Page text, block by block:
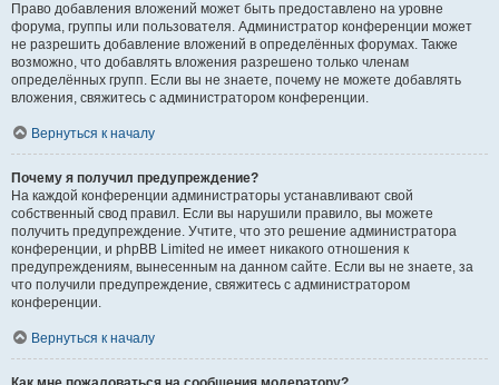
Право добавления вложений может быть предоставлено на уровне
форума, группы или пользователя. Администратор конференции может
не разрешить добавление вложений в определённых форумах. Также
возможно, что добавлять вложения разрешено только членам
определённых групп. Если вы не знаете, почему не можете добавлять
вложения, свяжитесь с администратором конференции.
Вернуться к началу
Почему я получил предупреждение?
На каждой конференции администраторы устанавливают свой
собственный свод правил. Если вы нарушили правило, вы можете
получить предупреждение. Учтите, что это решение администратора
конференции, и phpBB Limited не имеет никакого отношения к
предупреждениям, вынесенным на данном сайте. Если вы не знаете, за
что получили предупреждение, свяжитесь с администратором
конференции.
Вернуться к началу